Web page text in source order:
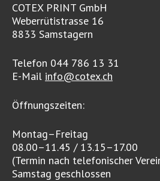
COTEX PRINT GmbH
Weberrütistrasse 16
8833 Samstagern
Telefon 044 786 13 31
E-Mail info@cotex.ch
Öffnungszeiten:
Montag–Freitag
08.00–11.45 / 13.15–17.00
(Termin nach telefonischer
Samstag geschlossen